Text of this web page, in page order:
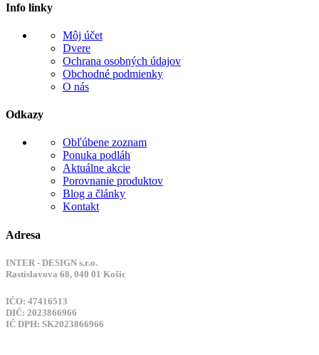
Info linky
Môj účet
Dvere
Ochrana osobných údajov
Obchodné podmienky
O nás
Odkazy
Obľúbene zoznam
Ponuka podláh
Aktuálne akcie
Porovnanie produktov
Blog a články
Kontakt
Adresa
INTER - DESIGN s.r.o.
Rastislavova 68, 040 01 Košic
IČO: 47416513
DIČ: 2023866966
IČ DPH: SK2023866966